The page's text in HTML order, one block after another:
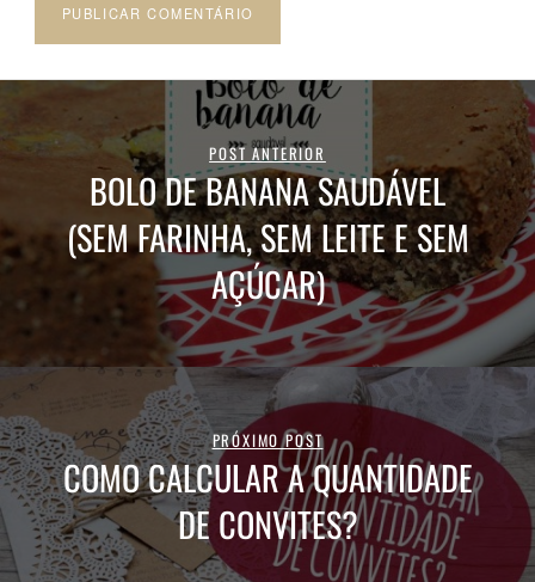
POST ANTERIOR
BOLO DE BANANA SAUDÁVEL
(SEM FARINHA, SEM LEITE E SEM
AÇÚCAR)
PRÓXIMO POST
COMO CALCULAR A QUANTIDADE
DE CONVITES?